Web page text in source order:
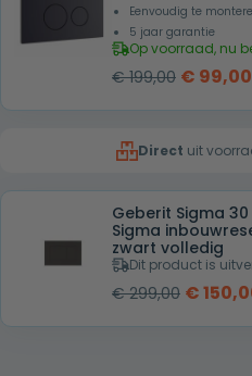
Eenvoudig te
5 jaar garantie
Op voorraad, nu
€199,00
€ 199,00.
€ 99,00
Direct uit
Geberit Sigma
Sigma
zwart volledig
Dit product is
€299,00 €